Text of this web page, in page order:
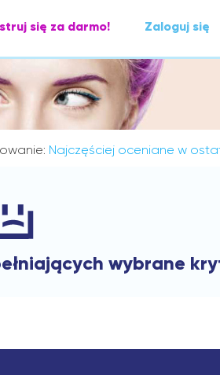
się za darmo! Zaloguj się
Najczęściej oceniane w
wybrane